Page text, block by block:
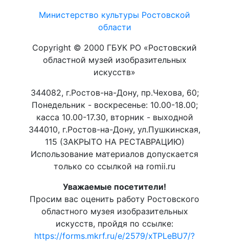
Министерство культуры Ростовской
области
Copyright © 2000 ГБУК РО «Ростовский
областной музей изобразительных
искусств»
344082, г.Ростов-на-Дону, пр.Чехова, 60;
Понедельник - воскресенье: 10.00-18.00;
касса 10.00-17.30, вторник - выходной
344010, г.Ростов-на-Дону, ул.Пушкинская,
115 (ЗАКРЫТО НА РЕСТАВРАЦИЮ)
Использование материалов допускается
только со ссылкой на romii.ru
Уважаемые посетители!
Просим вас оценить работу Ростовского
областного музея изобразительных
искусств, пройдя по ссылке:
https://forms.mkrf.ru/e/2579/xTPLeBU7/?